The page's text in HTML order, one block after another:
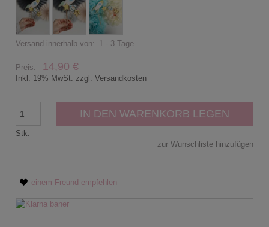
Versand innerhalb von: 1 - 3 Tage
Preis: 14,90 €
Inkl. 19% MwSt. zzgl. Versandkosten
Stk.
IN DEN WARENKORB LEGEN
zur Wunschliste hinzufügen
einem Freund empfehlen